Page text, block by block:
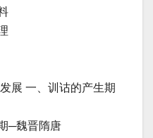
展 一、训诂的产生期
─魏晋隋唐